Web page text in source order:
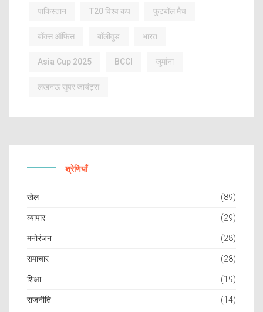
पाकिस्तान T20 विश्व कप फुटबॉल मैच
बॉक्स ऑफिस बॉलीवुड भारत
Asia Cup 2025 BCCI जुर्माना
लखनऊ सुपर जायंट्स
श्रेणियाँ
खेल (89)
व्यापार (29)
मनोरंजन (28)
समाचार (28)
शिक्षा (19)
राजनीति (14)